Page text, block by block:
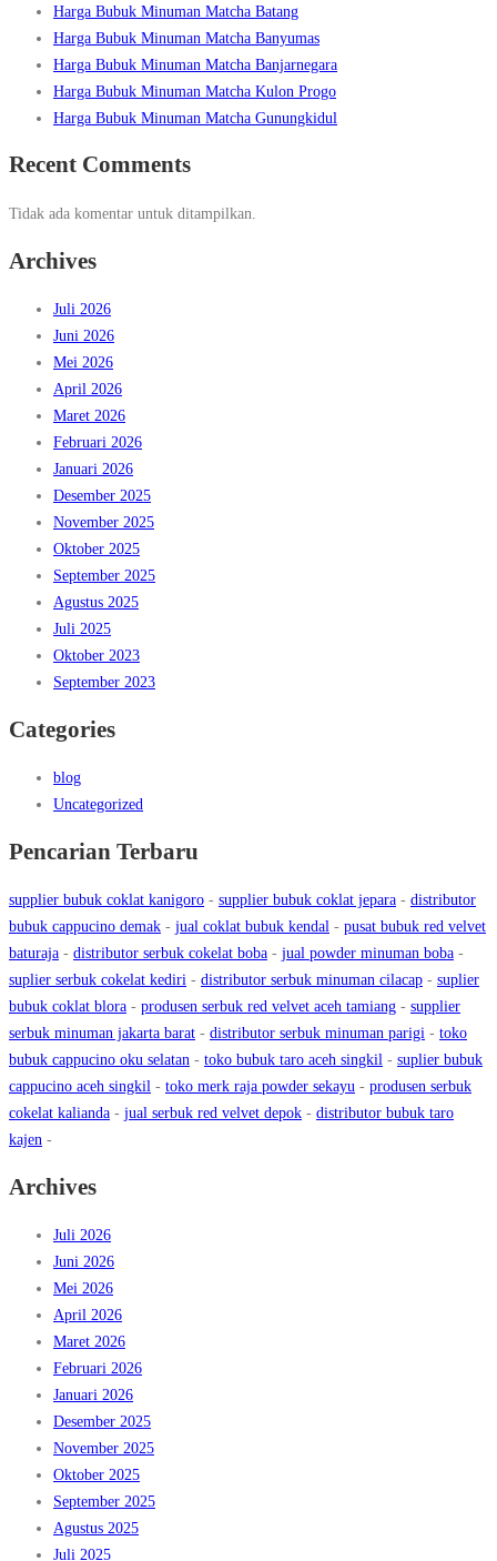
Harga Bubuk Minuman Matcha Batang
Harga Bubuk Minuman Matcha Banyumas
Harga Bubuk Minuman Matcha Banjarnegara
Harga Bubuk Minuman Matcha Kulon Progo
Harga Bubuk Minuman Matcha Gunungkidul
Recent Comments
Tidak ada komentar untuk ditampilkan.
Archives
Juli 2026
Juni 2026
Mei 2026
April 2026
Maret 2026
Februari 2026
Januari 2026
Desember 2025
November 2025
Oktober 2025
September 2025
Agustus 2025
Juli 2025
Oktober 2023
September 2023
Categories
blog
Uncategorized
Pencarian Terbaru
supplier bubuk coklat kanigoro - supplier bubuk coklat jepara - distributor
bubuk cappucino demak - jual coklat bubuk kendal - pusat bubuk red velvet
baturaja - distributor serbuk cokelat boba - jual powder minuman boba -
suplier serbuk cokelat kediri - distributor serbuk minuman cilacap - suplier
bubuk coklat blora - produsen serbuk red velvet aceh tamiang - supplier
serbuk minuman jakarta barat - distributor serbuk minuman parigi - toko
bubuk cappucino oku selatan - toko bubuk taro aceh singkil - suplier bubuk
cappucino aceh singkil - toko merk raja powder sekayu - produsen serbuk
cokelat kalianda - jual serbuk red velvet depok - distributor bubuk taro
kajen -
Archives
Juli 2026
Juni 2026
Mei 2026
April 2026
Maret 2026
Februari 2026
Januari 2026
Desember 2025
November 2025
Oktober 2025
September 2025
Agustus 2025
Juli 2025